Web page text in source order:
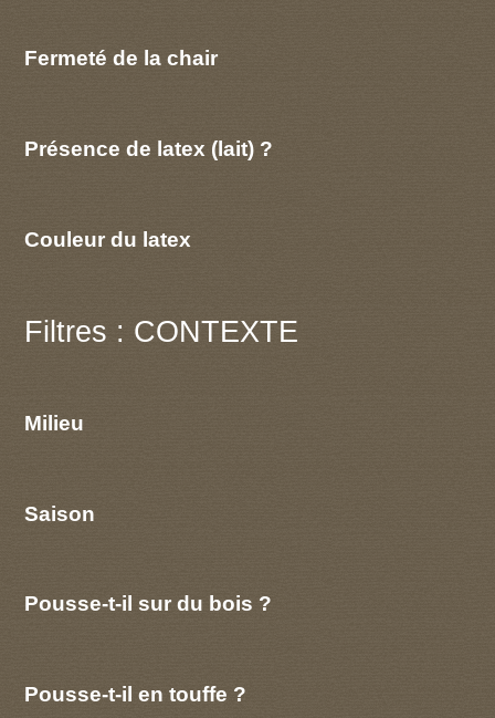
Fermeté de la chair
Présence de latex (lait) ?
Couleur du latex
Filtres : CONTEXTE
Milieu
Saison
Pousse-t-il sur du bois ?
Pousse-t-il en touffe ?